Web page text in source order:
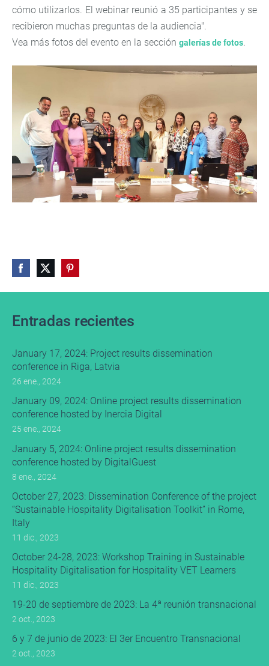
Entradas recientes
January 17, 2024: Project results dissemination
conference in Riga, Latvia
26 ene., 2024
January 09, 2024: Online project results dissemination
conference hosted by Inercia Digital
25 ene., 2024
January 5, 2024: Online project results dissemination
conference hosted by DigitalGuest
8 ene., 2024
October 27, 2023: Dissemination Conference of the project
“Sustainable Hospitality Digitalisation Toolkit” in Rome,
Italy
11 dic., 2023
October 24-28, 2023: Workshop Training in Sustainable
Hospitality Digitalisation for Hospitality VET Learners
11 dic., 2023
19-20 de septiembre de 2023: La 4ª reunión transnacional
2 oct., 2023
6 y 7 de junio de 2023: El 3er Encuentro Transnacional
2 oct., 2023
cómo utilizarlos. El webinar reunió a 35 participantes y se
recibieron muchas preguntas de la audiencia".
Vea más fotos del evento en la sección galerías de fotos